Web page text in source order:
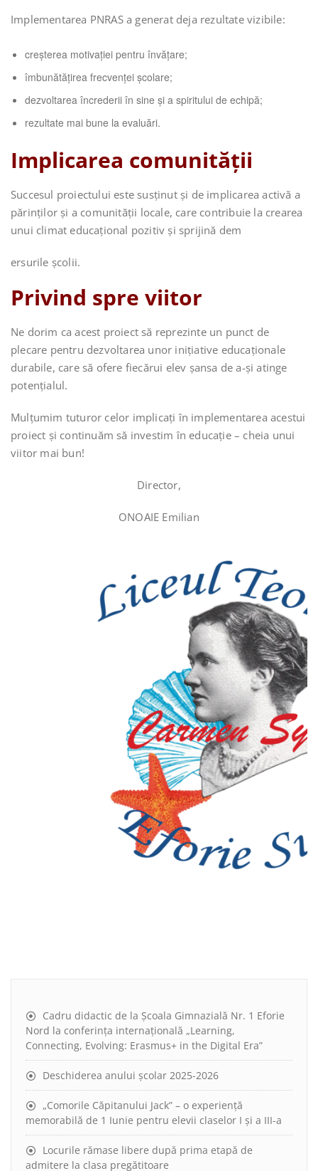
Implementarea PNRAS a generat deja rezultate vizibile:
creșterea motivației pentru învățare;
îmbunătățirea frecvenței școlare;
dezvoltarea încrederii în sine și a spiritului de echipă;
rezultate mai bune la evaluări.
Implicarea comunității
Succesul proiectului este susținut și de implicarea activă a
părinților și a comunității locale, care contribuie la crearea
unui climat educațional pozitiv și sprijină dem
ersurile școlii.
Privind spre viitor
Ne dorim ca acest proiect să reprezinte un punct de
plecare pentru dezvoltarea unor inițiative educaționale
durabile, care să ofere fiecărui elev șansa de a-și atinge
potențialul.
Mulțumim tuturor celor implicați în implementarea acestui
proiect și continuăm să investim în educație – cheia unui
viitor mai bun!
Director,
ONOAIE Emilian
Cadru didactic de la Școala Gimnazială Nr. 1 Eforie
Nord la conferința internațională „Learning,
Connecting, Evolving: Erasmus+ in the Digital Era”
Deschiderea anului școlar 2025-2026
„Comorile Căpitanului Jack” – o experiență
memorabilă de 1 Iunie pentru elevii claselor I și a III-a
Locurile rămase libere după prima etapă de
admitere la clasa pregătitoare